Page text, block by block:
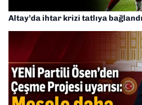
Altay’da ihtar krizi tatlıya